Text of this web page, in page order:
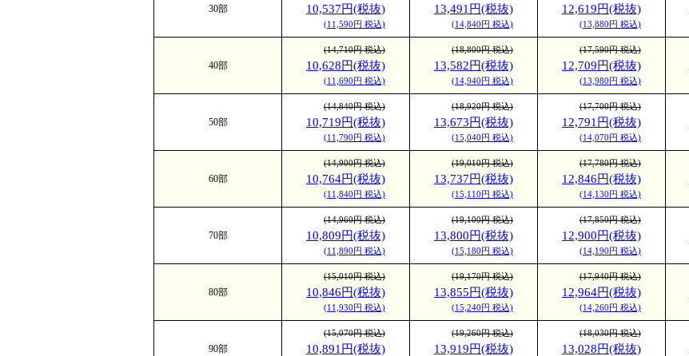
えられますが、光沢感があり、色
の発色が鮮やかな仕上がりとなり
ます。
半光沢紙(サテン金藤)
光沢度：★☆☆☆☆
格調と気品を備えたマット系高級
印刷用紙です。光の反射を抑える
艶消しコーティングが施され、絵
柄に艶があり高級感のある商品に
仕上がります。しっとりとして落
ち着いた仕上がりとなります。
高級半光沢紙(Mr.B ホワイト)
光沢度：★☆☆☆☆
紙表面は光沢を抑えた落ち着いた
風合いを持ちながら、インキが乗
った部分は光沢感があり、そのコ
30部 10,537円(税抜)
(11,590円 税込)
13,491円(税抜)
(14,840円 税込)
12,619円(税抜)
(13,880円 税込)
40部
(14,710円 税込)
10,628円(税抜)
(11,690円 税込)
(18,800円 税込)
13,582円(税抜)
(14,940円 税込)
(17,590円 税込)
12,709円(税抜)
(13,980円 税込)
50部
(14,840円 税込)
10,719円(税抜)
(11,790円 税込)
(18,920円 税込)
13,673円(税抜)
(15,040円 税込)
(17,700円 税込)
12,791円(税抜)
(14,070円 税込)
60部
(14,900円 税込)
10,764円(税抜)
(11,840円 税込)
(19,010円 税込)
13,737円(税抜)
(15,110円 税込)
(17,780円 税込)
12,846円(税抜)
(14,130円 税込)
70部
(14,960円 税込)
10,809円(税抜)
(11,890円 税込)
(19,100円 税込)
13,800円(税抜)
(15,180円 税込)
(17,850円 税込)
12,900円(税抜)
(14,190円 税込)
80部
(15,010円 税込)
10,846円(税抜)
(11,930円 税込)
(19,170円 税込)
13,855円(税抜)
(15,240円 税込)
(17,940円 税込)
12,964円(税抜)
(14,260円 税込)
90部
(15,070円 税込)
10,891円(税抜)
(19,260円 税込)
13,919円(税抜)
(18,030円 税込)
13,028円(税抜)